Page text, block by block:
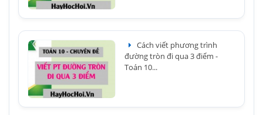
Cách viết phương trình
đường tròn đi qua 3 điểm -
Toán 10...